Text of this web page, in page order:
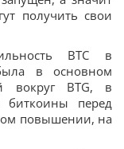
получить свои
BTC в
в основном
вокруг BTG, в
биткоины перед
повышении, на